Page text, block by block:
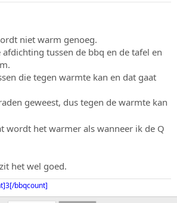
niet warm genoeg.
tussen de bbq en de tafel en
die tegen warmte kan en dat gaat
geweest, dus tegen de warmte kan
wordt het warmer als wanneer ik de Q
het wel goed.
bbqcount]